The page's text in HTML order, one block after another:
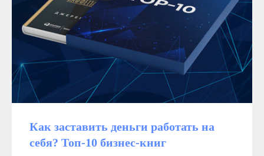
Как заставить деньги работать на
себя? Топ-10 бизнес-книг
Навигация Компании